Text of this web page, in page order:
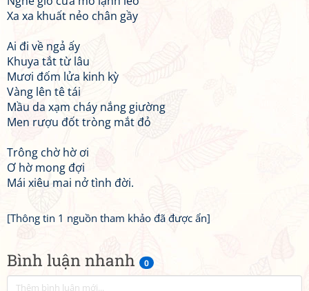
Bình luận nhanh 0
Xa xa khuất nẻo chân gầy
Ai đi về ngả ấy
Khuya tắt từ lâu
Mươi đốm lửa kinh kỳ
Vàng lên tê tái
Mầu da xạm cháy nắng giường
Men rượu đốt tròng mắt đỏ
Trông chờ hờ ơi
Ơ hờ mong đợi
Mái xiêu mai nở tình đời.
[Thông tin 1 nguồn tham khảo đã được ẩn]